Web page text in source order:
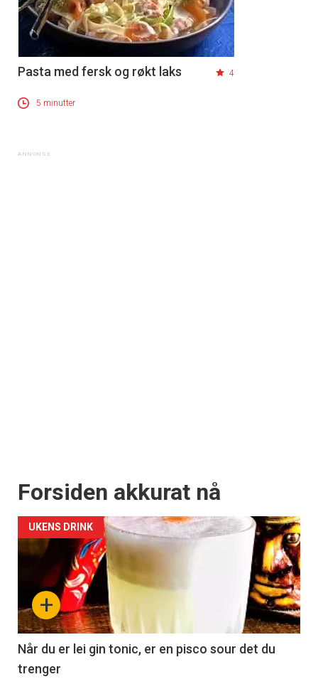
Pasta med fersk og røkt laks 4
5 minutter
Forsiden akkurat nå
+
UKENS DRINK
Når du er lei gin tonic, er en pisco sour det du
trenger